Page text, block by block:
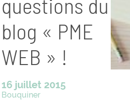
questions du
blog « PME
WEB » !
16 juillet 2015
Bouquiner